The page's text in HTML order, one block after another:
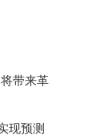
带来革
现预测